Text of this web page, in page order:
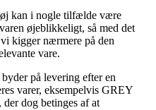
kan i nogle tilfælde være
øjeblikkeligt, så med det
kigger nærmere på den
vare.
på levering efter en
varer, eksempelvis GREY
dog betinges af at